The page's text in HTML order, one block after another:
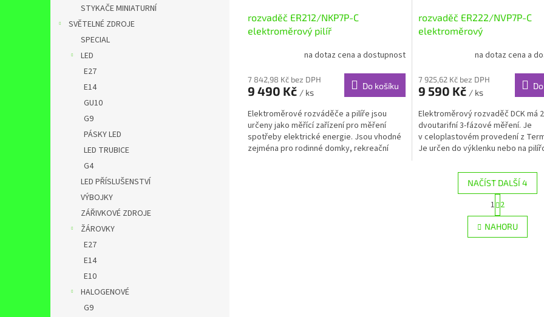
STYKAČE MINIATURNÍ
SVĚTELNÉ ZDROJE
SPECIAL
LED
E27
E14
GU10
G9
PÁSKY LED
LED TRUBICE
G4
LED PŘÍSLUŠENSTVÍ
VÝBOJKY
ZÁŘIVKOVÉ ZDROJE
ŽÁROVKY
E27
E14
E10
HALOGENOVÉ
G9
rozvaděč ER212/NKP7P-C
elektroměrový pilíř
na dotaz cena a dostupnost
7 842,98 Kč bez DPH
9 490 Kč / ks
Do košíku
Elektroměrové rozváděče a pilíře jsou
určeny jako měřící zařízení pro měření
spotřeby elektrické energie. Jsou vhodné
zejména pro rodinné domky, rekreační
rozvaděč ER222/NVP7P-C
elektroměrový
na dotaz cena a
7 925,62 Kč bez DPH
9 590 Kč / ks
Elektroměrový rozvaděč DCK má
dvoutarifní 3-fázové měření. Je
v celoplastovém provedení z
Je určen do výklenku nebo na
O
v
l
NAČÍST DALŠÍ 4
t
r
á
n
1 2
NAHORU